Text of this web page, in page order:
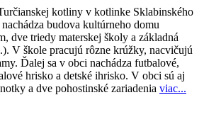
kotliny v kotlinke Sklabinského
budova kultúrneho domu
dve triedy materskej školy a základná
V škole pracujú rôzne krúžky, nacvičujú
Ďalej sa v obci nachádza futbalové,
hrisko a detské ihrisko. V obci sú aj
a dve pohostinské zariadenia viac...